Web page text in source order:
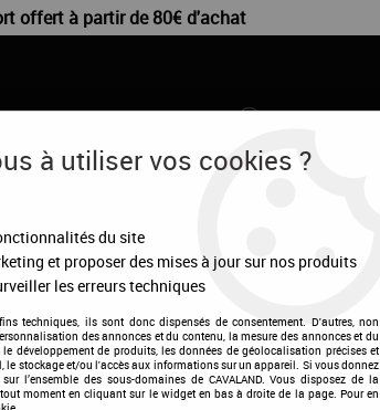
offert à partir de 80€ d'achat
DE LA MARQUE LIKIT
7 articles sur7
à utiliser vos cookies ?
du site
et proposer des mises à jour sur nos produits
les erreurs techniques
techniques, ils sont donc dispensés de consentement. D'autres, non
des annonces et du contenu, la mesure des annonces et du
développement de produits, les données de géolocalisation précises et
stockage et/ou l'accès aux informations sur un appareil. Si vous donnez
l’ensemble des sous-domaines de CAVALAND. Vous disposez de la
moment en cliquant sur le widget en bas à droite de la page. Pour en